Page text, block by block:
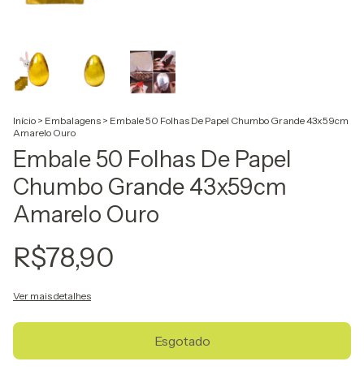
Início > Embalagens > Embale 50 Folhas De Papel Chumbo Grande 43x59cm
Amarelo Ouro
Embale 50 Folhas De Papel
Chumbo Grande 43x59cm
Amarelo Ouro
R$78,90
Ver mais detalhes